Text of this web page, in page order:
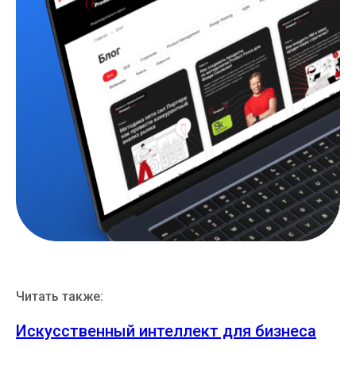
Читать также:
Искусственный интеллект для бизнеса